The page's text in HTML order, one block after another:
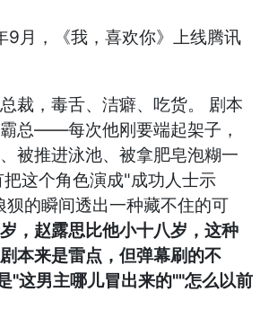
月，《我，喜欢你》上线腾讯
裁，毒舌、洁癖、吃货。 剧本
总——每次他刚要端起架子，
被推进泳池、被拿肥皂泡糊一
这个角色演成"成功人士示
狈的瞬间透出一种藏不住的可
，赵露思比他小十八岁，这种
本来是雷点，但弹幕刷的不
"这男主哪儿冒出来的""怎么以前